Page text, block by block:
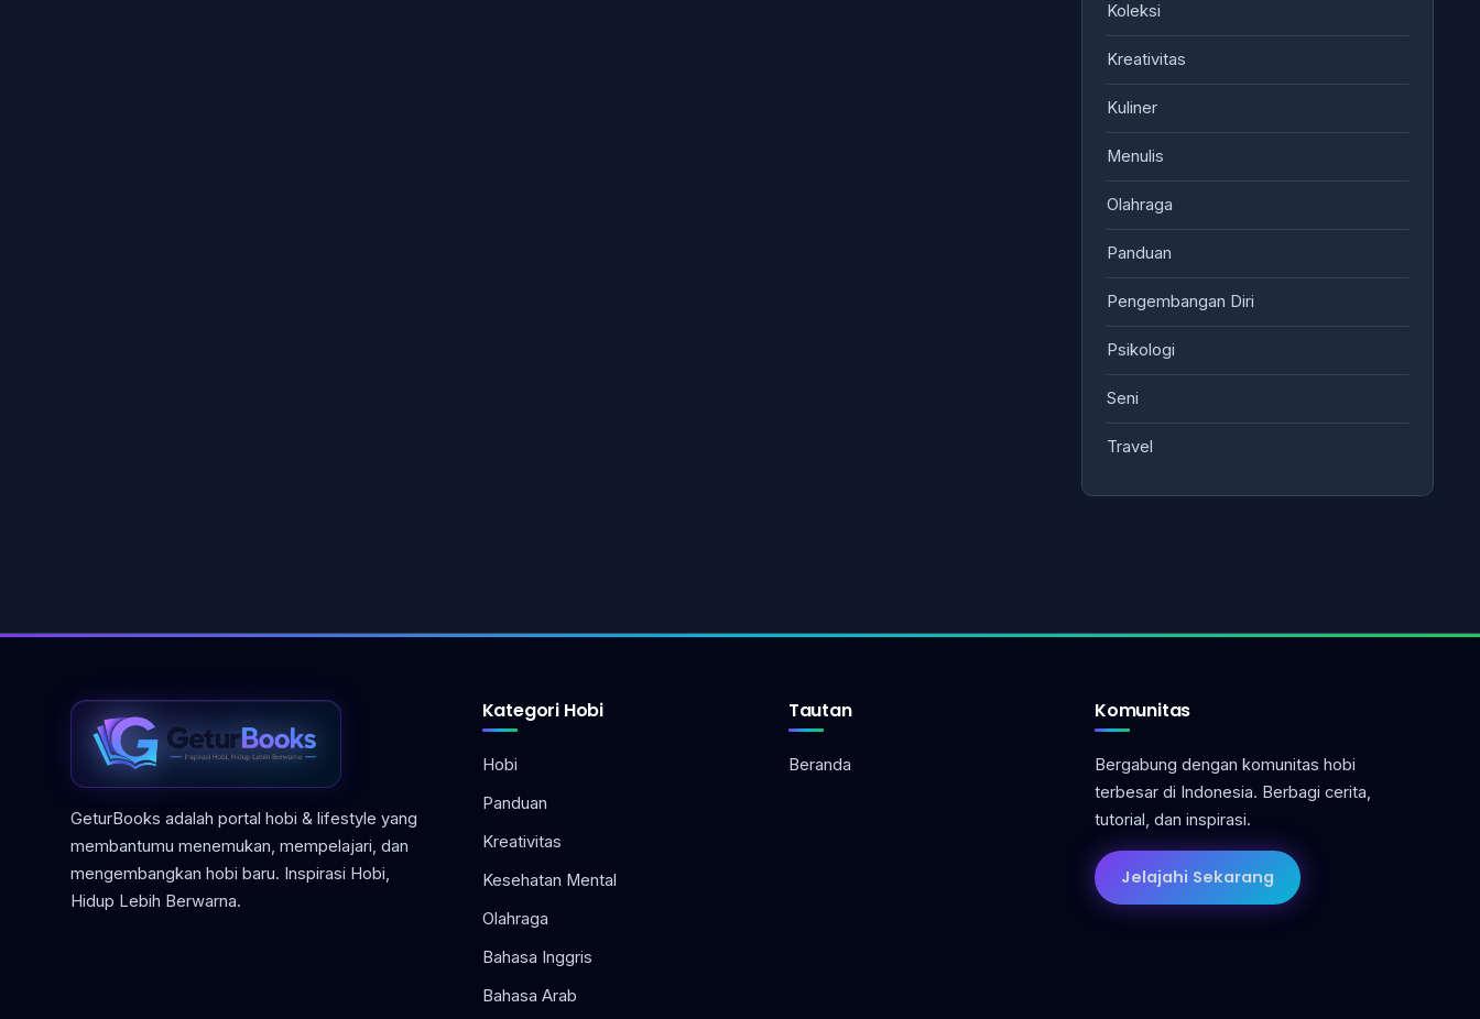
Koleksi
Kreativitas
Kuliner
Menulis
Olahraga
Panduan
Pengembangan Diri
Psikologi
Seni
Travel
GeturBooks adalah portal hobi & lifestyle yang
membantumu menemukan, mempelajari, dan
mengembangkan hobi baru. Inspirasi Hobi,
Hidup Lebih Berwarna.
Kategori Hobi
Hobi
Panduan
Kreativitas
Kesehatan Mental
Olahraga
Bahasa Inggris
Bahasa Arab
Tautan
Beranda
Komunitas
Bergabung dengan komunitas hobi
terbesar di Indonesia. Berbagi cerita,
tutorial, dan inspirasi.
Jelajahi Sekarang